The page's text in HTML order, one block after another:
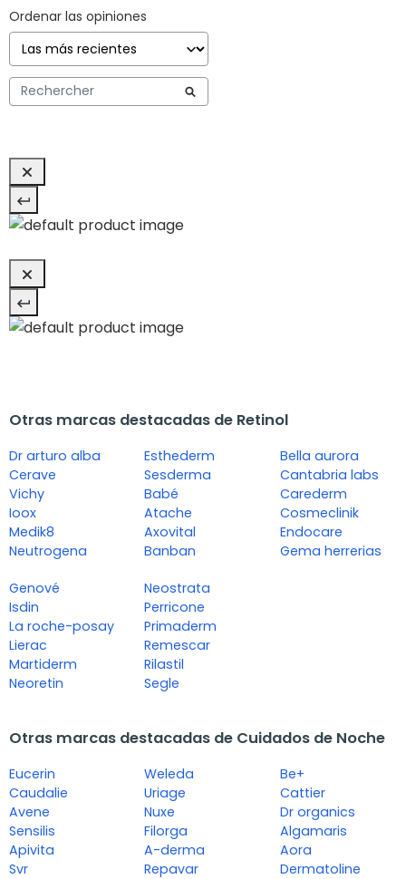
Ordenar las opiniones
Otras marcas destacadas de Retinol
Dr arturo alba
Cerave
Vichy
Ioox
Medik8
Neutrogena
Esthederm
Sesderma
Babé
Atache
Axovital
Banban
Bella aurora
Cantabria labs
Carederm
Cosmeclinik
Endocare
Gema herrerias
Genové
Isdin
La roche-posay
Lierac
Martiderm
Neoretin
Neostrata
Perricone
Primaderm
Remescar
Rilastil
Segle
Otras marcas destacadas de Cuidados de Noche
Eucerin
Caudalie
Avene
Sensilis
Apivita
Svr
Weleda
Uriage
Nuxe
Filorga
A-derma
Repavar
Be+
Cattier
Dr organics
Algamaris
Aora
Dermatoline